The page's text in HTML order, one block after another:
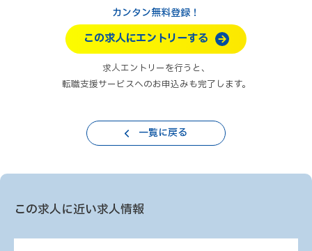
カンタン無料登録！
この求人にエントリーする
求人エントリーを行うと、
転職支援サービスへのお申込みも完了します。
一覧に戻る
この求人に近い求人情報